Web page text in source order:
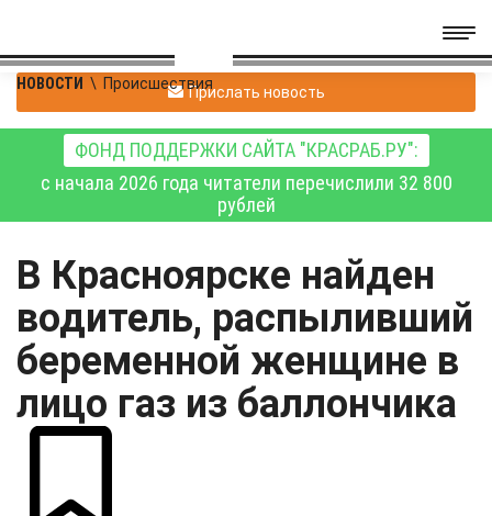
НОВОСТИ \ ПроисшествияПрислать новость
ФОНД ПОДДЕРЖКИ САЙТА "КРАСРАБ.РУ":
с начала 2026 года читатели перечислили 32 800
рублей
В Красноярске найден
водитель, распыливший
беременной женщине в
лицо газ из баллончика